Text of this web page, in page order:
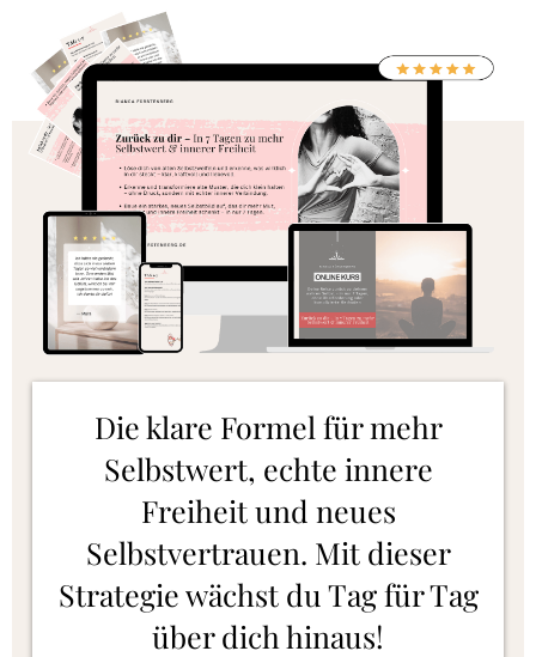
Die klare Formel für mehr
Selbstwert, echte innere
Freiheit und neues
Selbstvertrauen. Mit dieser
Strategie wächst du Tag für Tag
über dich hinaus!